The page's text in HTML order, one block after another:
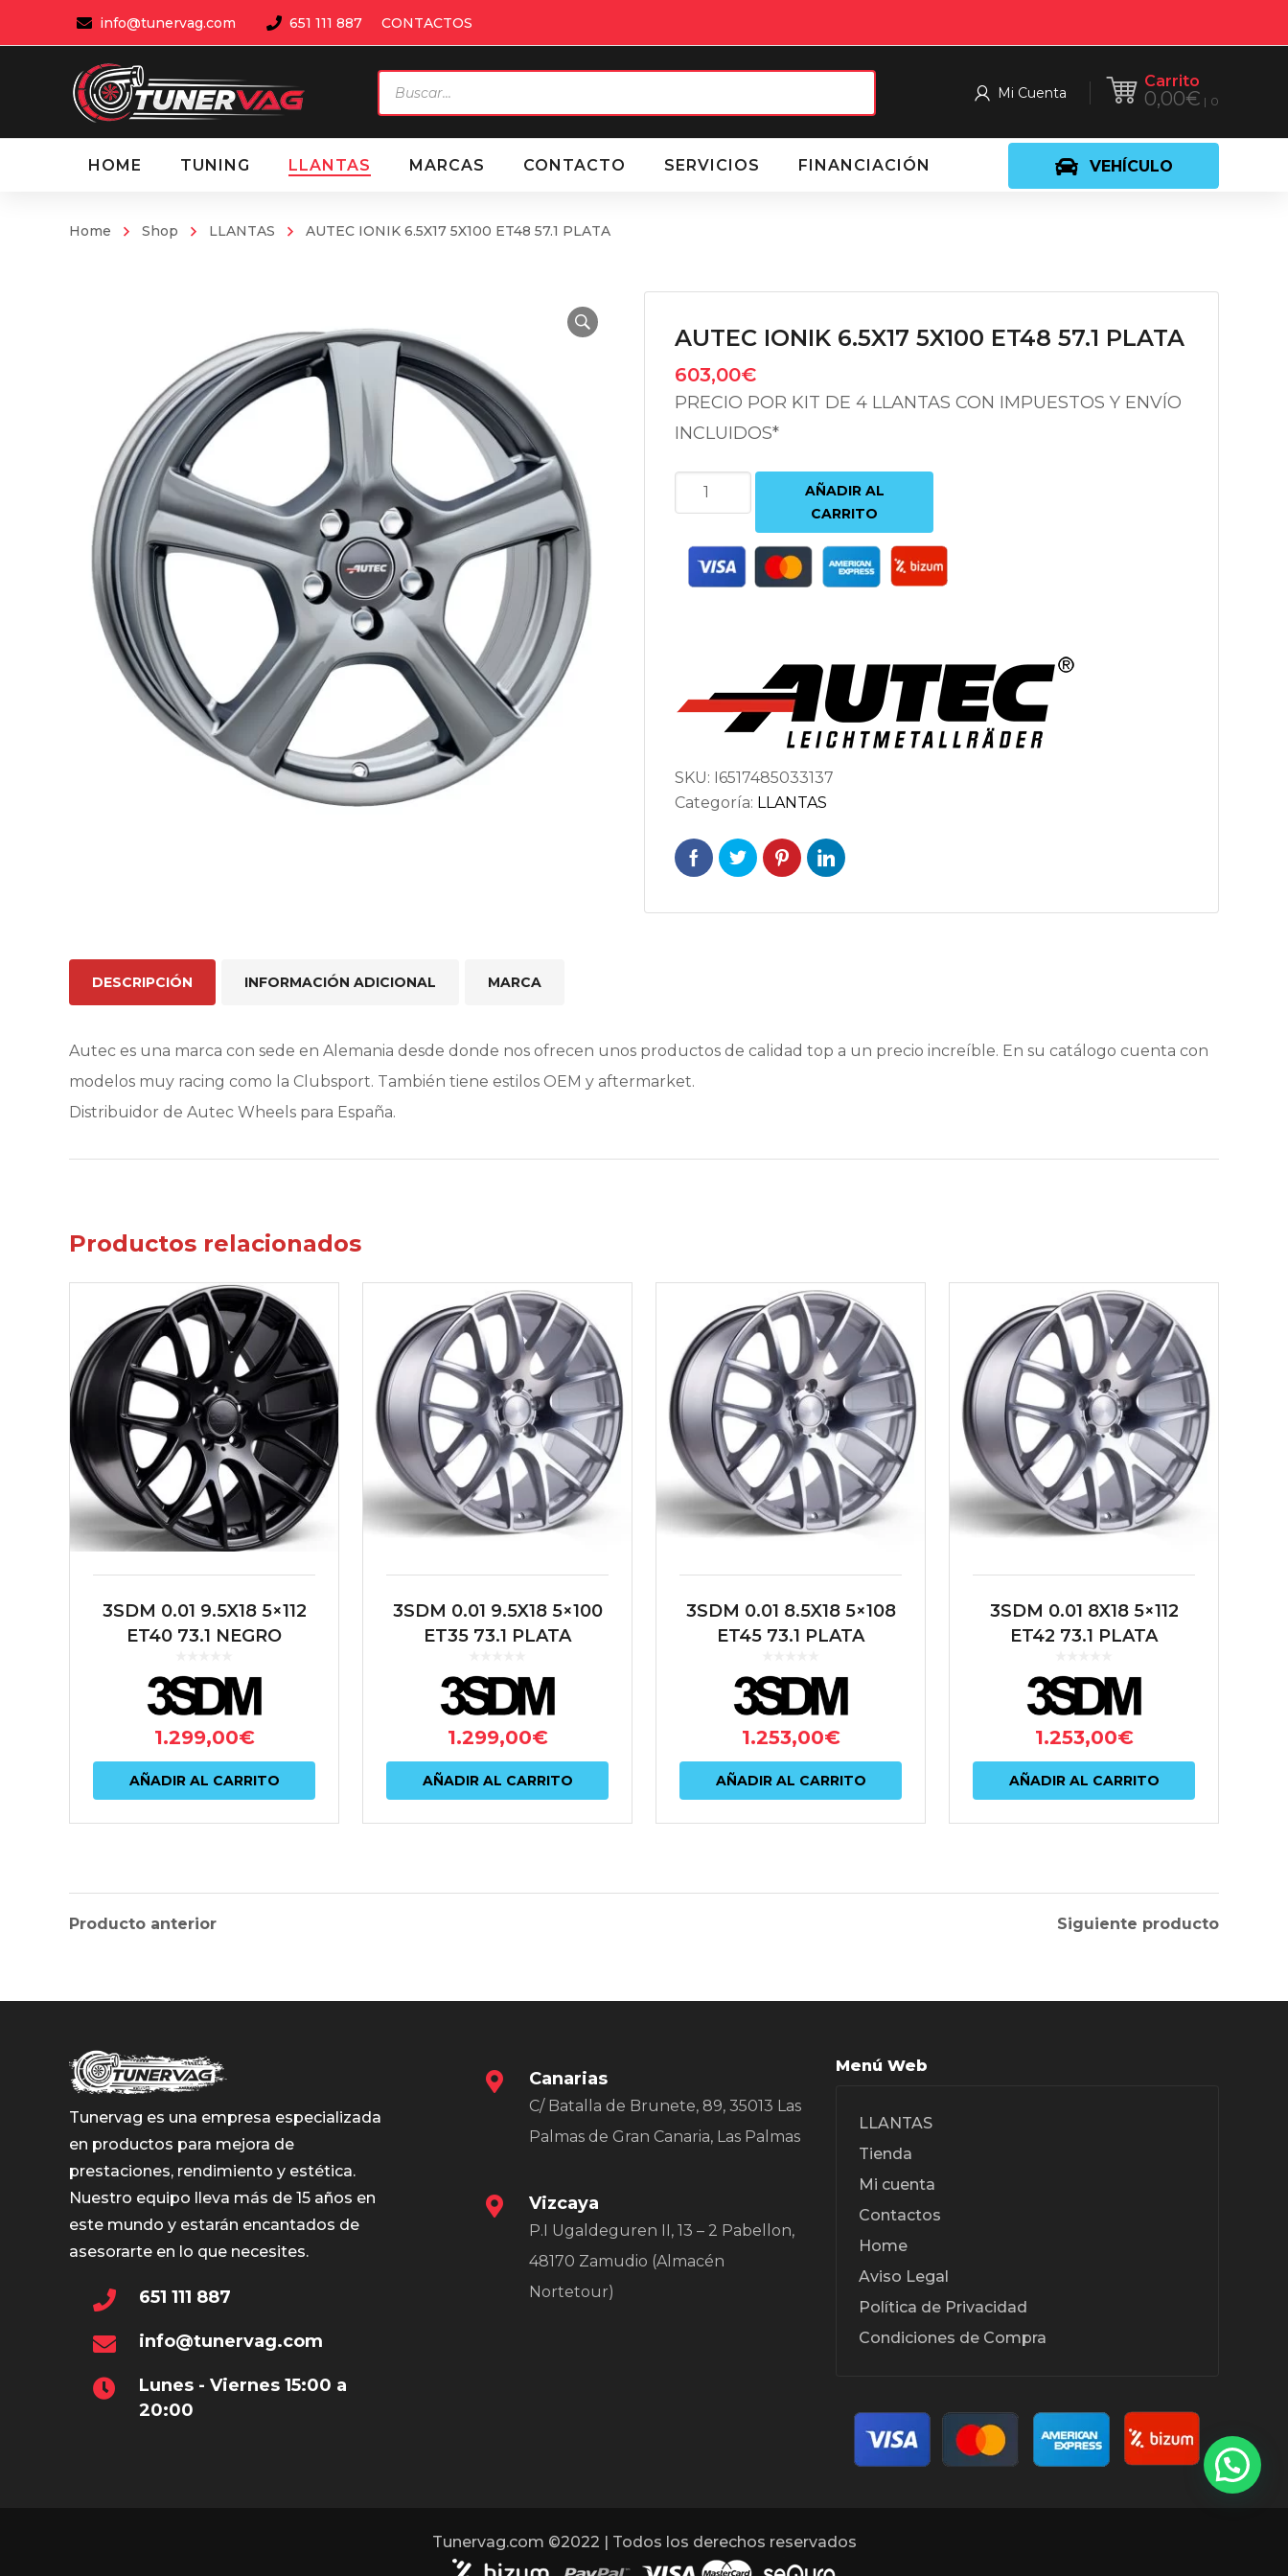
info@tunervag.com 651 111 887 CONTACTOS
Carrito
0,00€ 0
Mi Cuenta
de
productos
VEHÍCULO
HOME TUNING LLANTAS MARCAS CONTACTO SERVICIOS FINANCIACIÓN
Home Shop LLANTAS AUTEC IONIK 6.5X17 5X100 ET48 57.1 PLATA
AUTEC IONIK 6.5X17 5X100 ET48 57.1 PLATA
603,00€
PRECIO POR KIT DE 4 LLANTAS CON IMPUESTOS Y ENVÍO
INCLUIDOS*
AUTEC
IONIK
5X100
ET48
AÑADIR AL
CARRITO
SKU: I6517485033137
Categoría: LLANTAS
DESCRIPCIÓN INFORMACIÓN ADICIONAL MARCA
Autec es una marca con sede en Alemania desde donde nos ofrecen unos productos de calidad top a un precio increíble. En su catálogo cuenta con
modelos muy racing como la Clubsport. También tiene estilos OEM y aftermarket.
Distribuidor de Autec Wheels para España.
Productos relacionados
3SDM 0.01 9.5X18 5×112
ET40 73.1 NEGRO
1.299,00€
AÑADIR AL CARRITO
3SDM 0.01 9.5X18 5×100
ET35 73.1 PLATA
1.299,00€
AÑADIR AL CARRITO
3SDM 0.01 8.5X18 5×108
ET45 73.1 PLATA
1.253,00€
AÑADIR AL CARRITO
3SDM 0.01 8X18 5×112
ET42 73.1 PLATA
1.253,00€
AÑADIR AL CARRITO
Producto anterior Siguiente producto
Tunervag es una empresa especializada
en productos para mejora de
prestaciones, rendimiento y estética.
Nuestro equipo lleva más de 15 años en
este mundo y estarán encantados de
asesorarte en lo que necesites.
651 111 887
info@tunervag.com
Lunes - Viernes 15:00 a
20:00
Canarias
C/ Batalla de Brunete, 89, 35013 Las
Palmas de Gran Canaria, Las Palmas
Vizcaya
P.I Ugaldeguren II, 13 – 2 Pabellon,
48170 Zamudio (Almacén
Nortetour)
Menú Web
LLANTAS
Tienda
Mi cuenta
Contactos
Home
Aviso Legal
Política de Privacidad
Condiciones de Compra
Tunervag.com ©2022 | Todos los derechos reservados